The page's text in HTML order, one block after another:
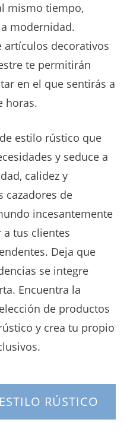
mismo tiempo,
modernidad.
artículos decorativos
te permitirán
en el que sentirás a
horas.
estilo rústico que
y seduce a
calidez y
cazadores de
incesantemente
a tus clientes
Deja que
se integre
Encuentra la
de productos
y crea tu propio
RÚSTICO